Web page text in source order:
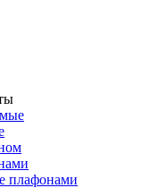
плафонами